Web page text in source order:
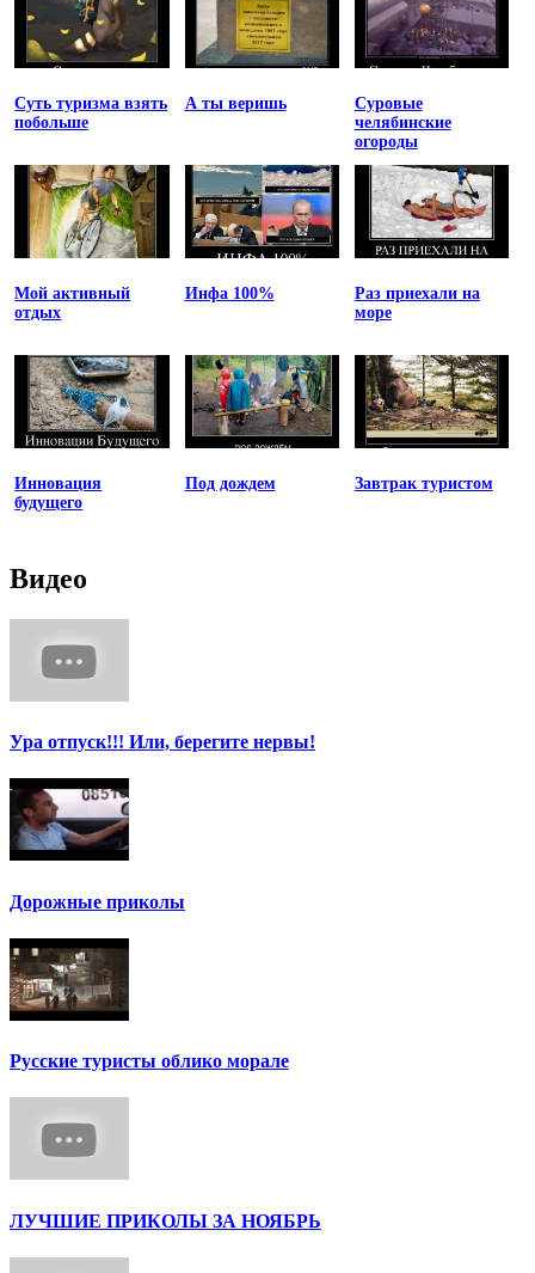
Суть туризма взять
побольше
А ты веришь
Суровые
челябинские
огороды
Мой активный
отдых
Инфа 100%
Раз приехали на
море
Инновация
будущего
Под дождем Завтрак туристом
Видео
Ура отпуск!!! Или, берегите нервы!
Дорожные приколы
Русские туристы облико морале
ЛУЧШИЕ ПРИКОЛЫ ЗА НОЯБРЬ